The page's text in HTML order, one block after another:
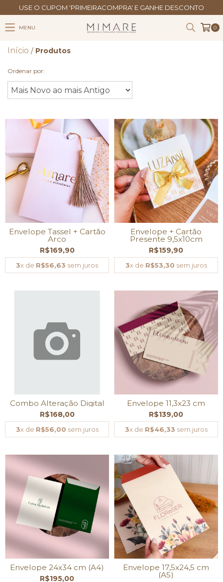
USE O CUPOM 'PRIMEIRACOMPRA' E GANHE DESCONTO
MENU 0
Início / Produtos
Ordenar por:
Envelope Tassel + Cartão
Arco
R$169,90
3x de R$56,63 sem juros
Envelope + Cartão
Presente 9,5x10cm
R$159,90
3x de R$53,30 sem juros
Combo Alteração Digital
R$168,00
3x de R$56,00 sem juros
Envelope 11,3x23 cm
R$139,00
3x de R$46,33 sem juros
Envelope 24x34 cm (A4)
R$195,00
Envelope 17,5x24,5 cm
(A5)